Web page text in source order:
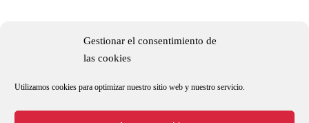
Gestionar el consentimiento de
las cookies
Utilizamos cookies para optimizar nuestro sitio web y nuestro servicio.